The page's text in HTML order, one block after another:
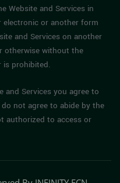
Website and Services in
or another form
and Services on another
otherwise without the
is prohibited.
and Services you agree to
not agree to abide by the
authorized to access or